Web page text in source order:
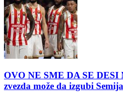
OVO NE SME DA SE DESI
zvezda može da izgubi